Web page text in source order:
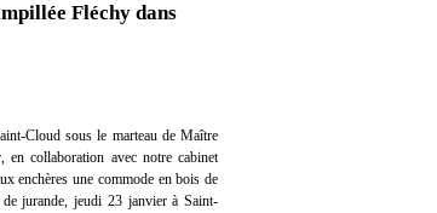
Fléchy dans
Cloud sous le marteau de Maître
en collaboration avec notre cabinet
enchères une commode en bois de
jurande, jeudi 23 janvier à Saint-